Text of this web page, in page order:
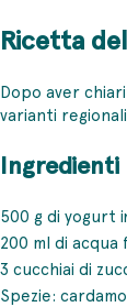
Ricetta
Dopo aver
varianti
500 g di yogurt
200 ml di
3 cucchiai di
Spezie: